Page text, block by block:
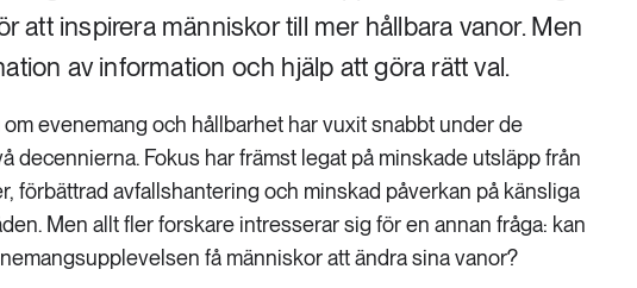
att inspirera människor till mer hållbara vanor. Men
av information och hjälp att göra rätt val.
om evenemang och hållbarhet har vuxit snabbt under de
decennierna. Fokus har främst legat på minskade utsläpp från
förbättrad avfallshantering och minskad påverkan på känsliga
Men allt fler forskare intresserar sig för en annan fråga: kan
få människor att ändra sina vanor?